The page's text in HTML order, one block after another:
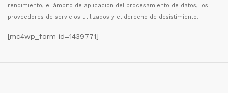
rendimiento, el ámbito de aplicación del procesamiento de datos, los
proveedores de servicios utilizados y el derecho de desistimiento.
[mc4wp_form id=1439771]